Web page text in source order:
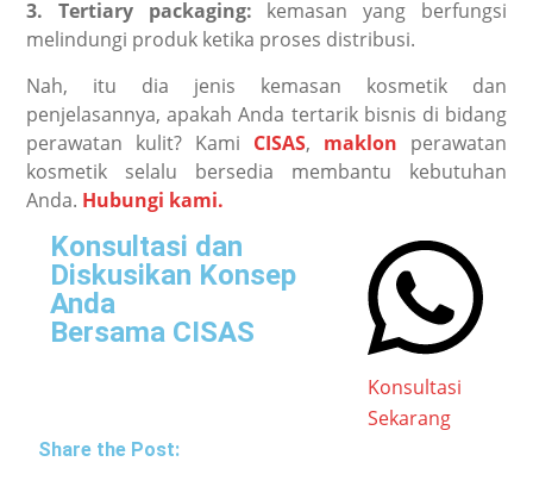
3. Tertiary packaging: kemasan yang berfungsi
melindungi produk ketika proses distribusi.
Nah, itu dia jenis kemasan kosmetik dan
penjelasannya, apakah Anda tertarik bisnis di bidang
perawatan kulit? Kami CISAS, maklon perawatan
kosmetik selalu bersedia membantu kebutuhan
Anda. Hubungi kami.
Konsultasi dan
Diskusikan Konsep
Anda
Bersama CISAS
Konsultasi
Sekarang
Share the Post: